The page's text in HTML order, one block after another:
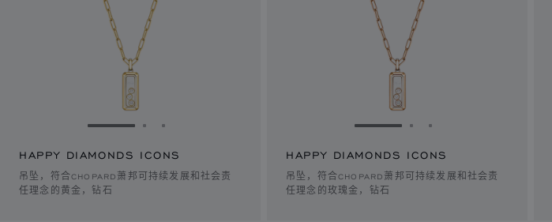
转到幻灯片 1转到幻灯片 2
转到幻灯片 3
HAPPY DIAMONDS ICONS
吊坠，符合CHOPARD萧邦可持续发展和社会责
任理念的黄金，钻石
转到幻灯片 1转到幻灯片 2
转到幻灯片 3
HAPPY DIAMONDS ICONS
吊坠，符合CHOPARD萧邦可持续发展和社会责
任理念的玫瑰金，钻石